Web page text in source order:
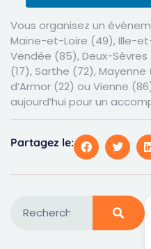
Vous organisez un
Maine-et-Loire (49), Ille-
Vendée (85), Deux-
(17), Sarthe (72),
d’Armor (22) ou Vienne
aujourd’hui pour un
Partagez le: